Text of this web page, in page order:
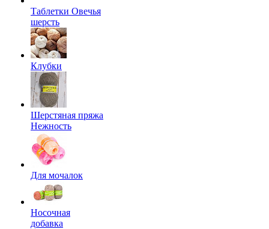
Таблетки Овечья
шерсть
Клубки
Шерстяная пряжа
Нежность
Для мочалок
Носочная
добавка